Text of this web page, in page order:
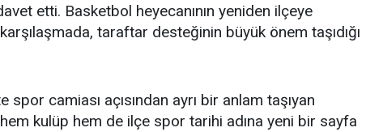
etti. Basketbol heyecanının yeniden ilçeye
taraftar desteğinin büyük önem taşıdığı
spor camiası açısından ayrı bir anlam taşıyan
kulüp hem de ilçe spor tarihi adına yeni bir sayfa